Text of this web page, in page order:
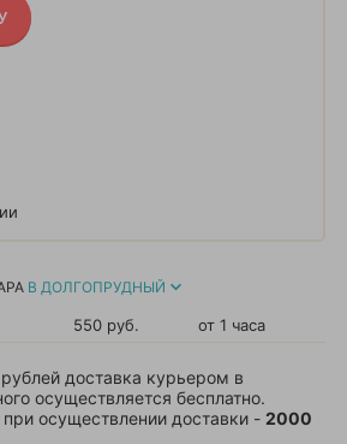
В ДОЛГОПРУДНЫЙ
550 руб. от 1 часа
рублей доставка курьером в
осуществляется бесплатно.
осуществлении доставки - 2000